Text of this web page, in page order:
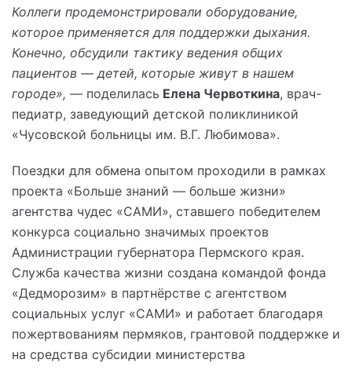
Коллеги продемонстрировали оборудование,
которое применяется для поддержки дыхания.
Конечно, обсудили тактику ведения общих
пациентов — детей, которые живут в нашем
городе», — поделилась Елена Червоткина, врач-
педиатр, заведующий детской поликлиникой
«Чусовской больницы им. В.Г. Любимова».
Поездки для обмена опытом проходили в рамках
проекта «Больше знаний — больше жизни»
агентства чудес «САМИ», ставшего победителем
конкурса социально значимых проектов
Администрации губернатора Пермского края.
Служба качества жизни создана командой фонда
«Дедморозим» в партнёрстве с агентством
социальных услуг «САМИ» и работает благодаря
пожертвованиям пермяков, грантовой поддержке и
на средства субсидии министерства